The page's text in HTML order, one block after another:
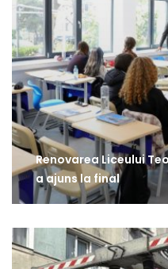
Renovarea Liceului
a ajuns la final